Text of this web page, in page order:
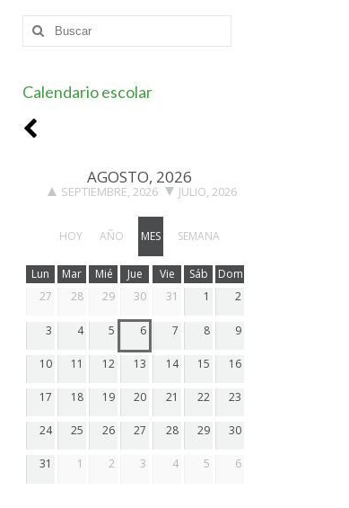
Buscar
por:
Calendario escolar
AGOSTO, 2026
SEPTIEMBRE, 2026 JULIO, 2026
HOY AÑO MES SEMANA
Lun Mar Mié Jue Vie Sáb
Dom
27
28 29 30 31 1 2
3 4 5 6 7 8 9
10 11 12 13 14 15 16
17 18 19 20 21 22 23
24 25 26 27 28 29 30
31 1 2 3 4 5 6